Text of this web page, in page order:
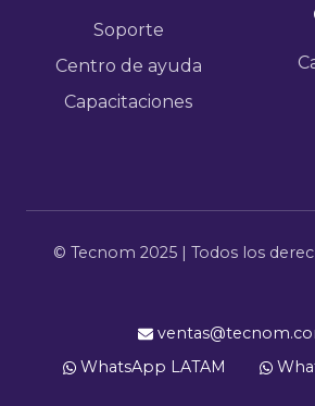
Soporte
Centro de ayuda
Capacitaciones
© Tecnom 2025 | Todos los
WhatsApp LATAM